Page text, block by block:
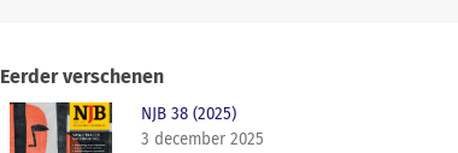
Eerder verschenen
NJB 38 (2025)
3 december 2025